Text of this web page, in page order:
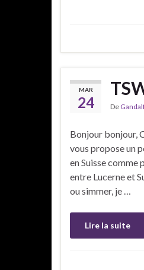
MAR
24 De
Bonjour bonjour,
vous propose un
en Suisse comme
entre Lucerne et
ou simmer, je …
Lire la suite